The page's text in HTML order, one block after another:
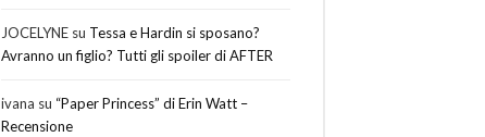
JOCELYNE su Tessa e Hardin si sposano?
Avranno un figlio? Tutti gli spoiler di AFTER
ivana su “Paper Princess” di Erin Watt –
Recensione